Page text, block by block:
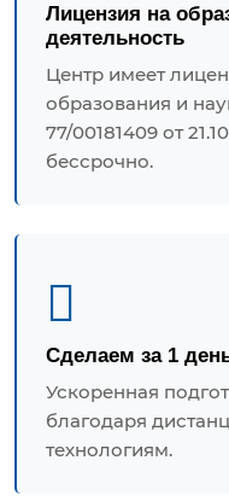
Лицензия на
деятельность
Центр имеет
образования и
77/00181409 от
бессрочно.
Сделаем за 1
Ускоренная
благодаря
технологиям.